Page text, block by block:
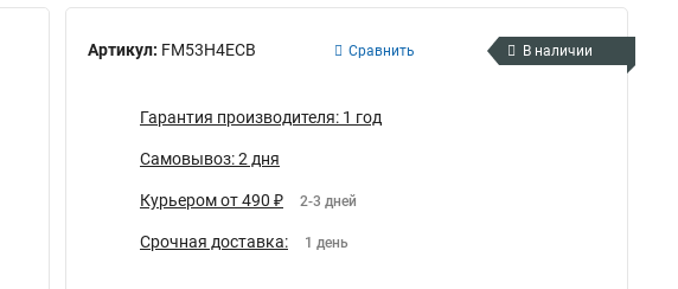
Артикул: FM53H4ECB Сравнить В наличии
Гарантия производителя: 1 год
Самовывоз: 2 дня
Курьером от 490 ₽ 2-3 дней
Срочная доставка: 1 день